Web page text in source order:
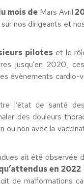
mois de Mars Avril
nos dirigeants et
pilotes et le
jusqu’en 2020,
évènements cardio-
l’état de santé
des douleurs
non avec la
ait été observée
en 2022
de malformations